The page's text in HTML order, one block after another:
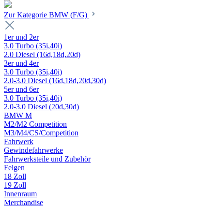
Zur Kategorie BMW (F/G)
1er und 2er
3.0 Turbo (35i,40i)
2.0 Diesel (16d,18d,20d)
3er und 4er
3.0 Turbo (35i,40i)
2.0-3.0 Diesel (16d,18d,20d,30d)
5er und 6er
3.0 Turbo (35i,40i)
2.0-3.0 Diesel (20d,30d)
BMW M
M2/M2 Competition
M3/M4/CS/Competition
Fahrwerk
Gewindefahrwerke
Fahrwerksteile und Zubehör
Felgen
18 Zoll
19 Zoll
Innenraum
Merchandise